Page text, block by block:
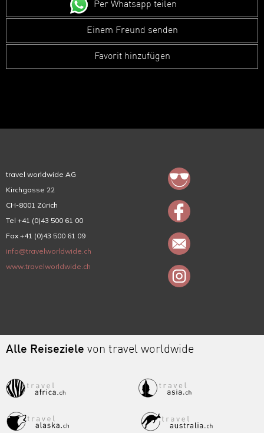
Per Whatsapp teilen
Einem Freund senden
Favorit hinzufügen
travel worldwide AG
Kirchgasse 22
CH-8001 Zürich
Tel +41 (0)43 500 61 00
Fax +41 (0)43 500 61 09
info@travelworldwide.ch
www.travelworldwide.ch
Alle Reiseziele von travel worldwide